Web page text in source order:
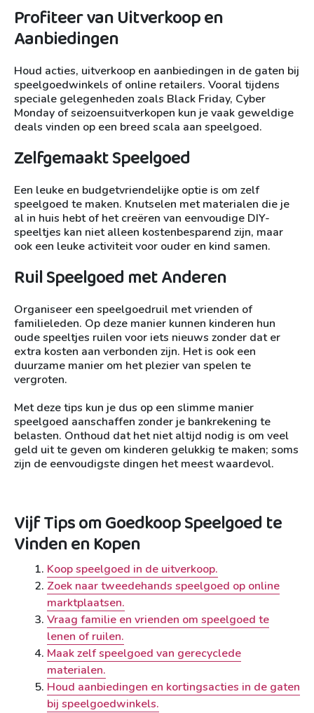
Profiteer van Uitverkoop en
Aanbiedingen
Houd acties, uitverkoop en aanbiedingen in de gaten bij
speelgoedwinkels of online retailers. Vooral tijdens
speciale gelegenheden zoals Black Friday, Cyber
Monday of seizoensuitverkopen kun je vaak geweldige
deals vinden op een breed scala aan speelgoed.
Zelfgemaakt Speelgoed
Een leuke en budgetvriendelijke optie is om zelf
speelgoed te maken. Knutselen met materialen die je
al in huis hebt of het creëren van eenvoudige DIY-
speeltjes kan niet alleen kostenbesparend zijn, maar
ook een leuke activiteit voor ouder en kind samen.
Ruil Speelgoed met Anderen
Organiseer een speelgoedruil met vrienden of
familieleden. Op deze manier kunnen kinderen hun
oude speeltjes ruilen voor iets nieuws zonder dat er
extra kosten aan verbonden zijn. Het is ook een
duurzame manier om het plezier van spelen te
vergroten.
Met deze tips kun je dus op een slimme manier
speelgoed aanschaffen zonder je bankrekening te
belasten. Onthoud dat het niet altijd nodig is om veel
geld uit te geven om kinderen gelukkig te maken; soms
zijn de eenvoudigste dingen het meest waardevol.
Vijf Tips om Goedkoop Speelgoed te
Vinden en Kopen
Koop speelgoed in de uitverkoop.
Zoek naar tweedehands speelgoed op online
marktplaatsen.
Vraag familie en vrienden om speelgoed te
lenen of ruilen.
Maak zelf speelgoed van gerecyclede
materialen.
Houd aanbiedingen en kortingsacties in de gaten
bij speelgoedwinkels.